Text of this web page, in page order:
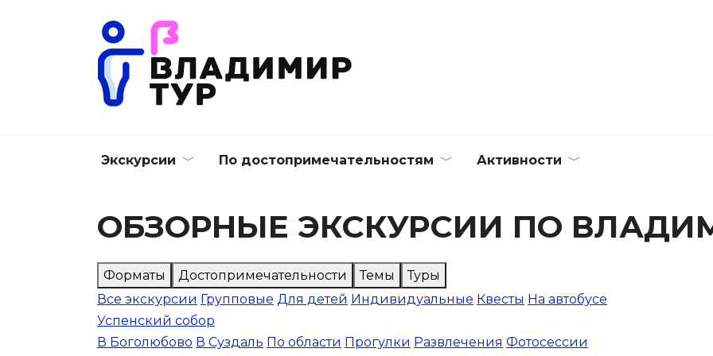
Экскурсии По достопримечательностям Активности
ОБЗОРНЫЕ ЭКСКУРСИИ ПО
Форматы Достопримечательности Темы
Туры
Все экскурсии Групповые Для детей Индивидуальные Квесты На автобусе
Успенский собор
В Боголюбово В Суздаль По области Прогулки Развлечения Фотосессии